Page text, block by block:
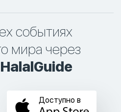
событиях
мира через
Доступно в